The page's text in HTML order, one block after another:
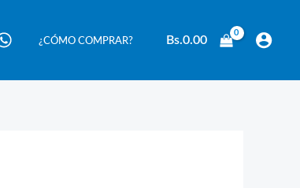
¿CÓMO COMPRAR? Bs.0.00